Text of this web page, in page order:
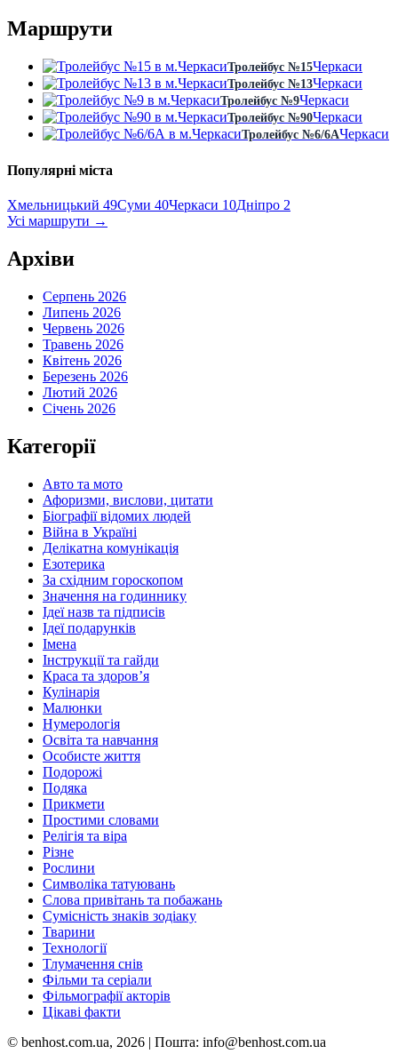
Маршрути
Тролейбус №15Черкаси
Тролейбус №13Черкаси
Тролейбус №9Черкаси
Тролейбус №90Черкаси
Тролейбус №6/6АЧеркаси
Популярні міста
Хмельницький 49Суми 40Черкаси 10Дніпро 2
Усі маршрути →
Архіви
Серпень 2026
Липень 2026
Червень 2026
Травень 2026
Квітень 2026
Березень 2026
Лютий 2026
Січень 2026
Категорії
Авто та мото
Афоризми, вислови, цитати
Біографії відомих людей
Війна в Україні
Делікатна комунікація
Езотерика
За східним гороскопом
Значення на годиннику
Ідеї назв та підписів
Ідеї подарунків
Імена
Інструкції та гайди
Краса та здоровʼя
Кулінарія
Малюнки
Нумерологія
Освіта та навчання
Особисте життя
Подорожі
Подяка
Прикмети
Простими словами
Релігія та віра
Різне
Рослини
Символіка татуювань
Слова привітань та побажань
Сумісність знаків зодіаку
Тварини
Технології
Тлумачення снів
Фільми та серіали
Фільмографії акторів
Цікаві факти
© benhost.сom.ua, 2026 | Пошта: info@benhost.сom.ua